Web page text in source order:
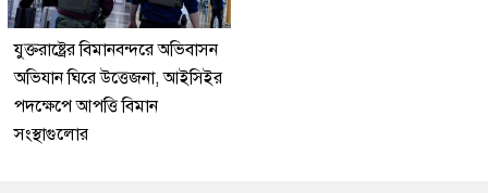
যুক্তরাষ্ট্রের বিমানবন্দরে অভিবাসন
অভিযান ঘিরে উত্তেজনা, আইসিইর
পদক্ষেপে আপত্তি বিমান
সংস্থাগুলোর